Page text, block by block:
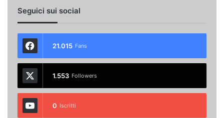
Seguici sui social
21.015 Fans
1.553 Followers
0 Iscritti